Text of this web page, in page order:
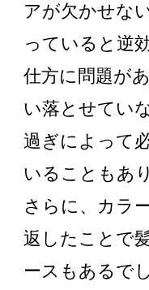
アが欠かせな
っていると逆
仕方に問題が
い落とせてい
過ぎによって
いることもあ
さらに、カラ
返したことで
ースもあるで